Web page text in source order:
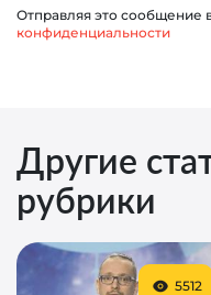
Отправляя это сообщение
конфиденциальности
Другие
рубрики
5512